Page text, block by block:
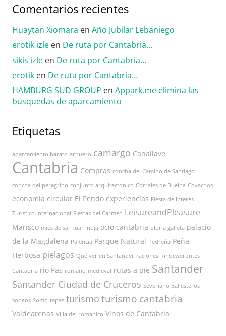
Comentarios recientes
Huaytan Xiomara en Año Jubilar Lebaniego
erotik izle en De ruta por Cantabria…
sikis izle en De ruta por Cantabria…
erotik en De ruta por Cantabria…
HAMBURG SUD GROUP en Appark.me elimina las
búsquedas de aparcamiento
Etiquetas
aparcamiento barato arnuero camargo Canallave
Cantabria Compras concha del Camino de Santiago
concha del peregrino conjunto arquitectonico Corrales de Buelna Covachos
economia circular El Pendo experiencias Fiesta de Interés
Turístico Internacional Fiestas del Carmen LeisureandPleasure
Marisco mies de san juan noja ocio cantabria olor a galleta palacio
de la Magdalena Palencia Parque Natural Pedreña Peña
Herbosa pielagos Qué ver en Santander raciones Rinocwerontes
Cantabria rio Pas romano-medieval rutas a pie Santander
Santander Ciudad de Cruceros Severiano Ballesteros
sobaos Somo tapas turismo turismo cantabria
Valdearenas Villa del romanico Vinos de Cantabria